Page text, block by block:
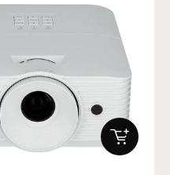
IN DEN